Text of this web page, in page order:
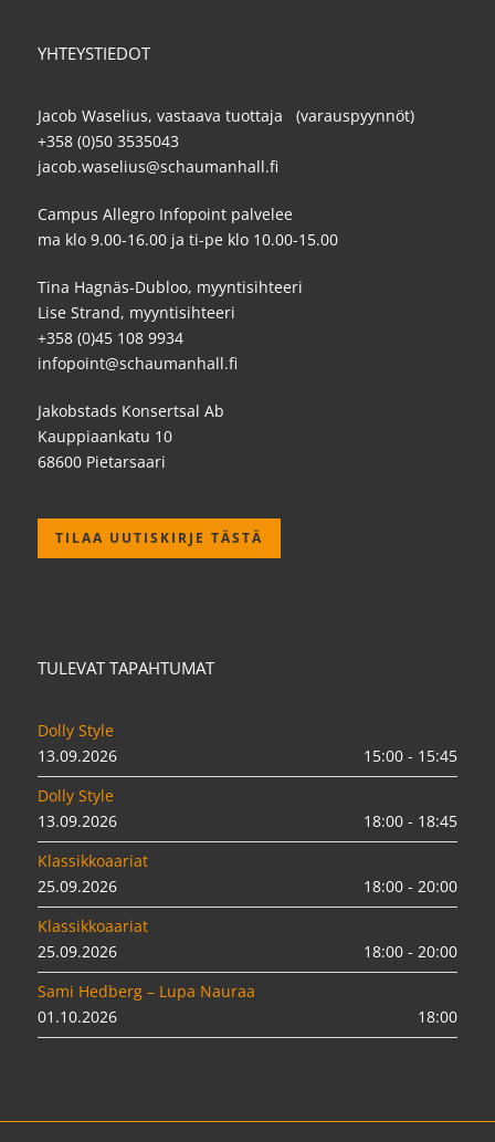
YHTEYSTIEDOT
Jacob Waselius, vastaava tuottaja (varauspyynnöt)
+358 (0)50 3535043
jacob.waselius@schaumanhall.fi
Campus Allegro Infopoint palvelee
ma klo 9.00-16.00 ja ti-pe klo 10.00-15.00
Tina Hagnäs-Dubloo, myyntisihteeri
Lise Strand, myyntisihteeri
+358 (0)45 108 9934
infopoint@schaumanhall.fi
Jakobstads Konsertsal Ab
Kauppiaankatu 10
68600 Pietarsaari
TILAA UUTISKIRJE TÄSTÄ
TULEVAT TAPAHTUMAT
Dolly Style
13.09.2026
15:00 - 15:45
Dolly Style
13.09.2026
18:00 - 18:45
Klassikkoaariat
25.09.2026
18:00 - 20:00
Klassikkoaariat
25.09.2026
18:00 - 20:00
Sami Hedberg – Lupa Nauraa
01.10.2026
18:00